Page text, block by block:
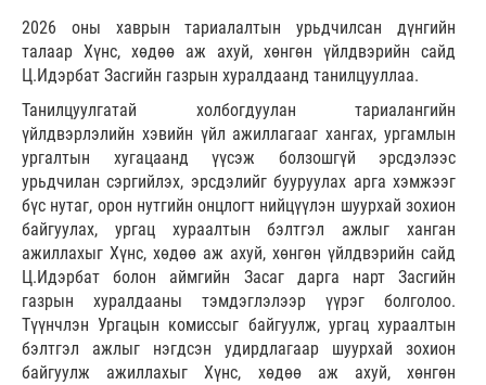
2026 оны хаврын тариалалтын урьдчилсан дүнгийн
талаар Хүнс, хөдөө аж ахуй, хөнгөн үйлдвэрийн сайд
Ц.Идэрбат Засгийн газрын хуралдаанд танилцууллаа.
Танилцуулгатай холбогдуулан тариалангийн
үйлдвэрлэлийн хэвийн үйл ажиллагааг хангах, ургамлын
ургалтын хугацаанд үүсэж болзошгүй эрсдэлээс
урьдчилан сэргийлэх, эрсдэлийг бууруулах арга хэмжээг
бүс нутаг, орон нутгийн онцлогт нийцүүлэн шуурхай зохион
байгуулах, ургац хураалтын бэлтгэл ажлыг ханган
ажиллахыг Хүнс, хөдөө аж ахуй, хөнгөн үйлдвэрийн сайд
Ц.Идэрбат болон аймгийн Засаг дарга нарт Засгийн
газрын хуралдааны тэмдэглэлээр үүрэг болголоо.
Түүнчлэн Ургацын комиссыг байгуулж, ургац хураалтын
бэлтгэл ажлыг нэгдсэн удирдлагаар шуурхай зохион
байгуулж ажиллахыг Хүнс, хөдөө аж ахуй, хөнгөн